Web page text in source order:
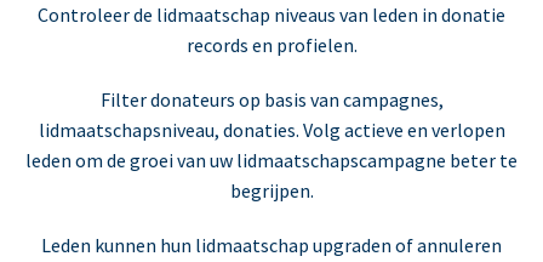
Controleer de lidmaatschap niveaus van leden in donatie
records en profielen.
Filter donateurs op basis van campagnes,
lidmaatschapsniveau, donaties. Volg actieve en verlopen
leden om de groei van uw lidmaatschapscampagne beter te
begrijpen.
Leden kunnen hun lidmaatschap upgraden of annuleren